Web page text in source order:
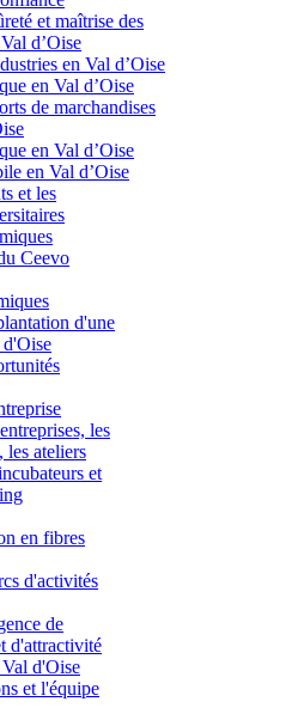
et maîtrise des
d’Oise
en Val d’Oise
en Val d’Oise
de marchandises
en Val d’Oise
en Val d’Oise
et les
Ceevo
d'une
d'Oise
les
les ateliers
et
en fibres
d'activités
de
d'attractivité
d'Oise
et l'équipe